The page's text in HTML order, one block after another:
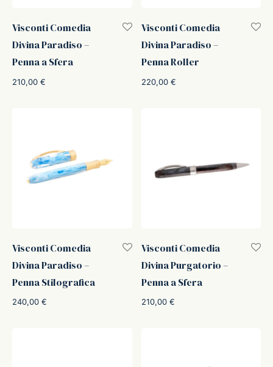
Visconti Comedia
Divina Paradiso –
Penna a Sfera
210,00 €
Visconti Comedia
Divina Paradiso –
Penna Roller
220,00 €
Visconti Comedia
Divina Paradiso –
Penna Stilografica
240,00 €
Visconti Comedia
Divina Purgatorio –
Penna a Sfera
210,00 €